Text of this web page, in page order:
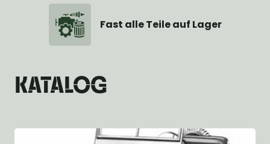
Fast alle Teile auf Lager
KATALOG